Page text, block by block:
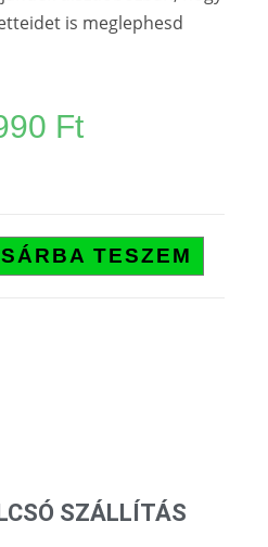
is meglephesd
Ft
TESZEM
SZÁLLÍTÁS